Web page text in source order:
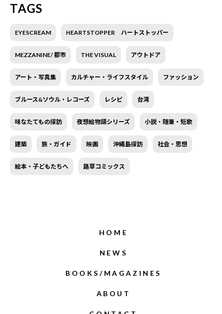
TAGS
EYESCREAM HEARTSTOPPER ハートストッパー
MEZZANINE/ 都市 THE VISUAL アウトドア
アート・写真集 カルチャー・ライフスタイル ファッション
ブルース&ソウル・レコーズ レシピ 台湾
味なたてもの探訪 夜想絵物語シリーズ 小説・随筆・短歌
建築 旅・ガイド 映画 沖縄島探訪 社会・思想
絵本・子どもたちへ 路草コミックス
HOME
NEWS
BOOKS/MAGAZINES
ABOUT